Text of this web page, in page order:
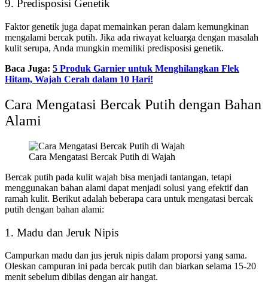
9. Predisposisi Genetik
Faktor genetik juga dapat memainkan peran dalam kemungkinan
mengalami bercak putih. Jika ada riwayat keluarga dengan masalah
kulit serupa, Anda mungkin memiliki predisposisi genetik.
Baca Juga: 5 Produk Garnier untuk Menghilangkan Flek
Hitam, Wajah Cerah dalam 10 Hari!
Cara Mengatasi Bercak Putih dengan Bahan
Alami
Cara Mengatasi Bercak Putih di Wajah
Bercak putih pada kulit wajah bisa menjadi tantangan, tetapi
menggunakan bahan alami dapat menjadi solusi yang efektif dan
ramah kulit. Berikut adalah beberapa cara untuk mengatasi bercak
putih dengan bahan alami:
1. Madu dan Jeruk Nipis
Campurkan madu dan jus jeruk nipis dalam proporsi yang sama.
Oleskan campuran ini pada bercak putih dan biarkan selama 15-20
menit sebelum dibilas dengan air hangat.